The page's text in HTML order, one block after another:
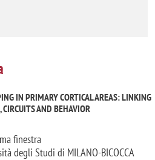
IN PRIMARY CORTICAL AREAS: LINKING
AND BEHAVIOR
finestra
degli Studi di MILANO-BICOCCA